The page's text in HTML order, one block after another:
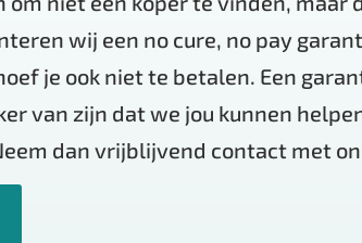
wij een no cure, no pay
je ook niet te betalen. Een
van zijn dat we jou kunnen
dan vrijblijvend contact met